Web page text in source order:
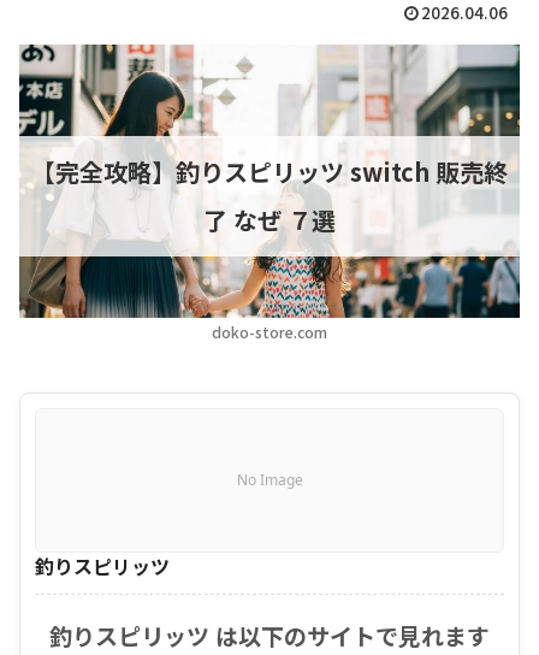
2026.04.06
doko-store.com
【完全攻略】釣りスピリッツ switch 販売終
了 なぜ ７選
No Image
釣りスピリッツ
釣りスピリッツ は以下のサイトで見れます